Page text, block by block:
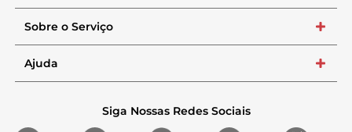
Sobre o Serviço +
Ajuda +
Siga Nossas Redes Sociais